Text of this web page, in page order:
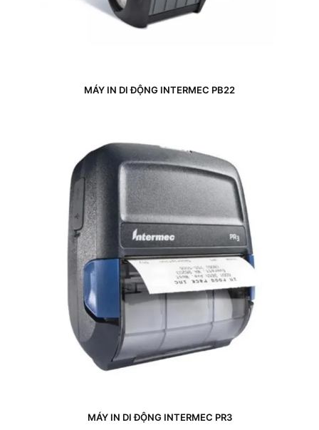
MÁY IN DI ĐỘNG INTERMEC PB22
MÁY IN DI ĐỘNG INTERMEC PR3